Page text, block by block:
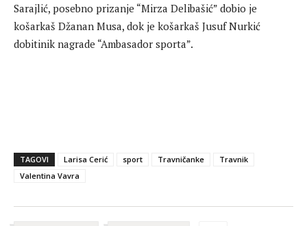
Sarajlić, posebno prizanje “Mirza Delibašić” dobio je
košarkaš Džanan Musa, dok je košarkaš Jusuf Nurkić
dobitinik nagrade “Ambasador sporta”.
TAGOVI Larisa Cerić sport Travničanke
Travnik
Valentina Vavra